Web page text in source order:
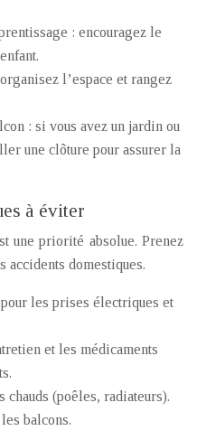
: encouragez le
l’espace et rangez
: si vous avez un jardin ou
une clôture pour assurer la
à éviter
une priorité absolue. Prenez
accidents domestiques.
les prises électriques et
et les médicaments
chauds (poêles, radiateurs).
balcons.